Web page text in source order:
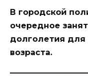
В городской
очередное
долголетия
возраста.